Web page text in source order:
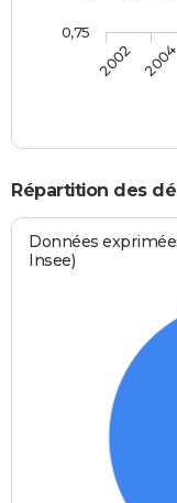
2002 2004
0,75
Répartition des
Données
Insee)